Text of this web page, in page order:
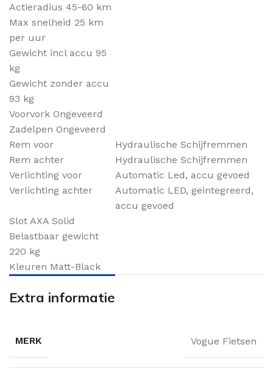
Actieradius 45-60 km
Max snelheid 25 km
per uur
Gewicht incl accu 95
kg
Gewicht zonder accu
93 kg
Voorvork Ongeveerd
Zadelpen Ongeveerd
Rem voor
Hydraulische Schijfremmen
Rem achter
Hydraulische Schijfremmen
Verlichting voor
Automatic Led, accu gevoed
Verlichting achter
Automatic LED, geintegreerd,
accu gevoed
Slot AXA Solid
Belastbaar gewicht
220 kg
Kleuren Matt-Black
Extra informatie
MERK Vogue Fietsen